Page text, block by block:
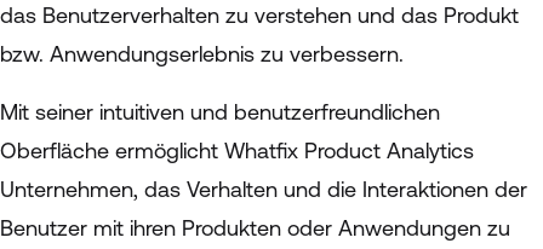
das Benutzerverhalten zu verstehen und das Produkt
bzw. Anwendungserlebnis zu verbessern.
Mit seiner intuitiven und benutzerfreundlichen
Oberfläche ermöglicht Whatfix Product Analytics
Unternehmen, das Verhalten und die Interaktionen der
Benutzer mit ihren Produkten oder Anwendungen zu